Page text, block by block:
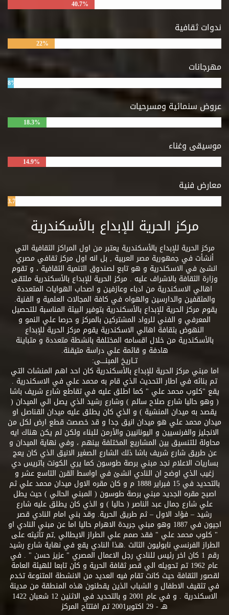
40.7%
ندوات ثقافية
22%
مهرجانات
8%
عروض سنمائية ومسرحيات
18.3%
موسيقى وغناء
14.9%
معارض فنية
3.7%
مركز الحرية للإبداع بالأسكندرية
مركز الحرية للإبداع بالأسكندرية يعتبر من اول المراكز الثقافية التي
أنشأت في جمهورية مصر العربية , بل انه اول مركز ثقافي مصري
انشئ في الاسكندرية و هو تابع لصندوق التنمية الثقافية ، و تقوم
وزارة الثقافة بالاشراف عليه . مركز الحرية للإبداع بالأسكندرية ملتقى
اهالي الاسكندرية من ادباء وعازفين و اصحاب الهوايات المتعددة
والمثقفين والدارسين والهواه في كافة المجالات العلمية و الفنية.
يقوم مركز الحرية للإبداع بالأسكندرية بتوفير البيئة المناسبة للتحصيل
المعرفي و الفني للرواد المشتركين بالمركز و حرصا علي النمو و
النهوض بثقافة اهالي الاسكندرية يقوم مركز الحرية للإبداع
بالأسكندرية من خلال اقسامه المختلفة بانشطة متعددة و متباينة
هادفة و قائمة علي دراسة متيقنة.
تــاريخ المبنــــى:
اما مبني مركز الحرية للإبداع بالأسكندرية كان احد اهم المنشات التي
تم بنائه في اطار التحديث الذي قام به محمد علي في الاسكندرية .
يقع "كلوب محمد علي " كما اطلق عليه في تقاطع شارع شريف باشا
( وهو حاليا شارع صلاح سالم ) وشارع رشيد الذي يصل الي الميدان (
يقصد به ميدان المنشية ) و الذي كان يطلق عليه ميدان القناصل او
ميدان محمد علي هو ميدان انيق جدا و قد خصصت قطع ارض لكل من
الانجليز والفرنسيين و اليونانيين والأرمن للبناء ولكن لم يكن هناك ايه
محاولة للتنسيق بين المشاريع المختلفة بينهم ، وفي نهاية الميدان و
عن طريق شارع شريف باشا ذلك الشارع الصغير الانيق الذي كان يعج
بساريات الاعلام نجد مبني برصة طوسون كما يري الكونت باتريس دي
زغيب الذي اوضح ان النادي انشئ في اواسط القرن التاسع عشر و
بالتحديد في 15 فبراير 1888 م و كان مقره الاول ميدان محمد علي ثم
اصبح مقره الجديد مبني برصة طوسون ( المبني الحالي ) حيث يطل
علي شارع جمال عبد الناصر ( حاليا ) و الذي كان يطلق عليه شارع
رشيد – فؤاد الاول – ثم طريق الحرية. وقد بني امام النادي قصر
اجيون في 1887 وهو مبني جريدة الاهرام حاليا اما عن مبني النادي او
" كلوب محمد علي " فقد صمم علي الطراز الايطالي ,تم تأثيثه على
الطراز الفرنسي نابوليون الثالث .هذا النادي يقع في نهاية شارع رشيد
رقم 1 كان اخر رئيس للنادي رجل الاعمال المصري " عزيز حسن " . في
عام 1962 تم تحويله الي قصر ثقافة الحرية و كان تابعا للهيئة العامة
لقصور الثقافة حيث كانت تقام فيه العديد من الانشطة المتنوعة تخدم
في تثقيف الاطفال و الشباب الذين يقطنون هذه المنطقة من مدينة
الاسكندرية . و في عام 2001 و بالتحديد في الاثنين 12 شعبان 1422
هـ - 29 اكتوبر2001 تم افتتاح المركز